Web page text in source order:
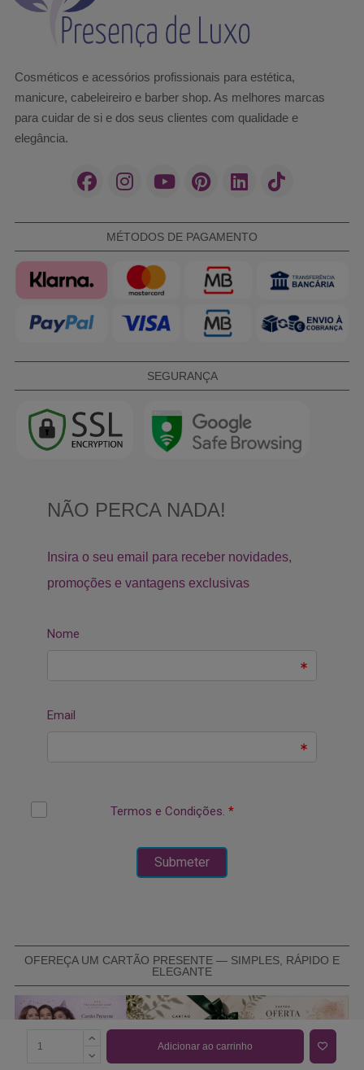
Adicionar ao carrinho
Cosméticos e acessórios profissionais para estética,
manicure, cabeleireiro e barber shop. As melhores marcas
para cuidar de si e dos seus clientes com qualidade e
elegância.
MÉTODOS DE PAGAMENTO
SEGURANÇA
OFEREÇA UM CARTÃO PRESENTE — SIMPLES, RÁPIDO E
ELEGANTE